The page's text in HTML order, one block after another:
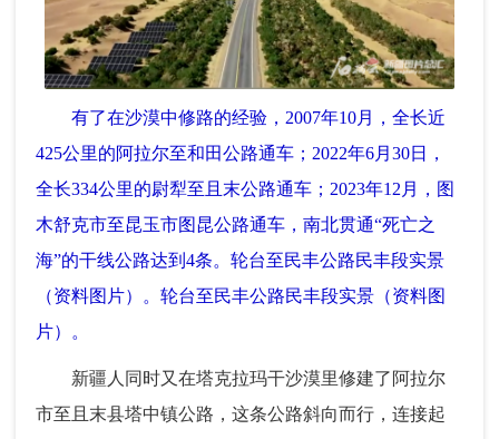
有了在沙漠中修路的经验，2007年10月，全长近
425公里的阿拉尔至和田公路通车；2022年6月30日，
全长334公里的尉犁至且末公路通车；2023年12月，图
木舒克市至昆玉市图昆公路通车，南北贯通“死亡之
海”的干线公路达到4条。轮台至民丰公路民丰段实景
（资料图片）。轮台至民丰公路民丰段实景（资料图
片）。
新疆人同时又在塔克拉玛干沙漠里修建了阿拉尔
市至且末县塔中镇公路，这条公路斜向而行，连接起